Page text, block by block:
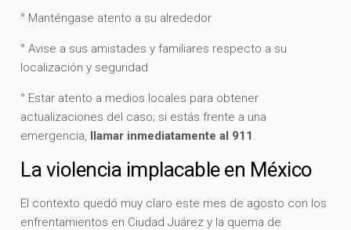
° Manténgase atento a su alrededor
° Avise a sus amistades y familiares respecto a su
localización y seguridad
° Estar atento a medios locales para obtener
actualizaciones del caso; si estás frente a una
emergencia, llamar inmediatamente al 911 .
La violencia implacable en México
El contexto quedó muy claro este mes de agosto con los
enfrentamientos en Ciudad Juárez y la quema de